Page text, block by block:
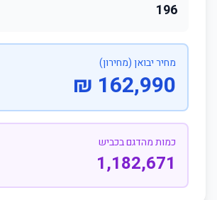
196
מחיר יבואן (מחירון)
162,990 ₪
כמות מהדגם בכביש
1,182,671